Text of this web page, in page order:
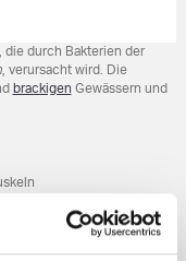
durch Bakterien der
, verursacht wird. Die
brackigen Gewässern und